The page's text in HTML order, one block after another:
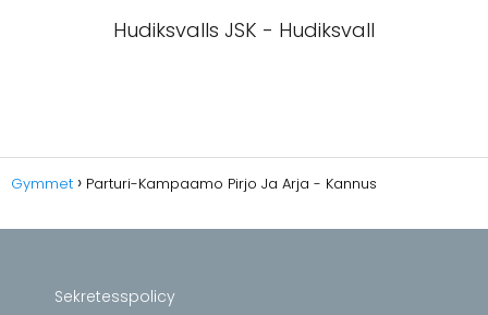
Hudiksvalls JSK - Hudiksvall
Gymmet Parturi-Kampaamo Pirjo Ja Arja - Kannus
Sekretesspolicy